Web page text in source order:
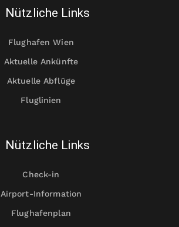
Nützliche Links
Flughafen Wien
Aktuelle Ankünfte
Aktuelle Abflüge
Fluglinien
Nützliche Links
Check-in
Airport-Information
Flughafenplan